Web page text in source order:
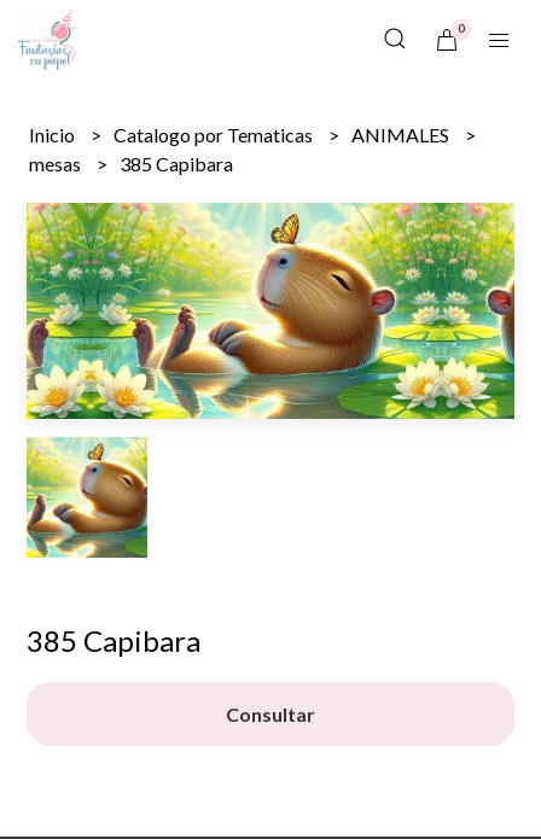
0
Inicio Catalogo por Tematicas
ANIMALES
mesas
385 Capibara
385 Capibara
Consultar